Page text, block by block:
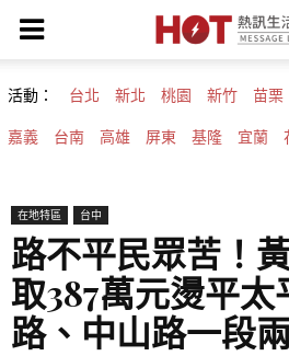
活動： 台北 新北 桃園 新竹 苗栗
嘉義 台南 高雄 屏東 基隆 宜蘭
在地特區 台中
路不平民眾苦！
取387萬元燙平太
路、中山路一段